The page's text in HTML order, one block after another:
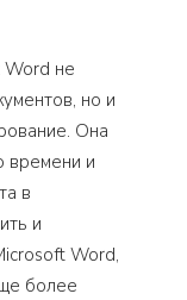
Word не
но и
Она
времени и
в
и
Word,
более